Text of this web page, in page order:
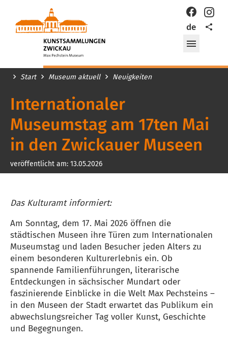
KUNSTSAMMLUNGEN
ZwischenRAUM
de
Teilen
Facebook
Start Museum aktuell Neuigkeiten
Internationaler
Museumstag am 17ten Mai
in den Zwickauer Museen
veröffentlicht am: 13.05.2026
Das Kulturamt informiert:
Am Sonntag, dem 17. Mai 2026 öffnen die
städtischen Museen ihre Türen zum Internationalen
Museumstag und laden Besucher jeden Alters zu
einem besonderen Kulturerlebnis ein. Ob
spannende Familienführungen, literarische
Entdeckungen in sächsischer Mundart oder
faszinierende Einblicke in die Welt Max Pechsteins –
in den Museen der Stadt erwartet das Publikum ein
abwechslungsreicher Tag voller Kunst, Geschichte
und Begegnungen.